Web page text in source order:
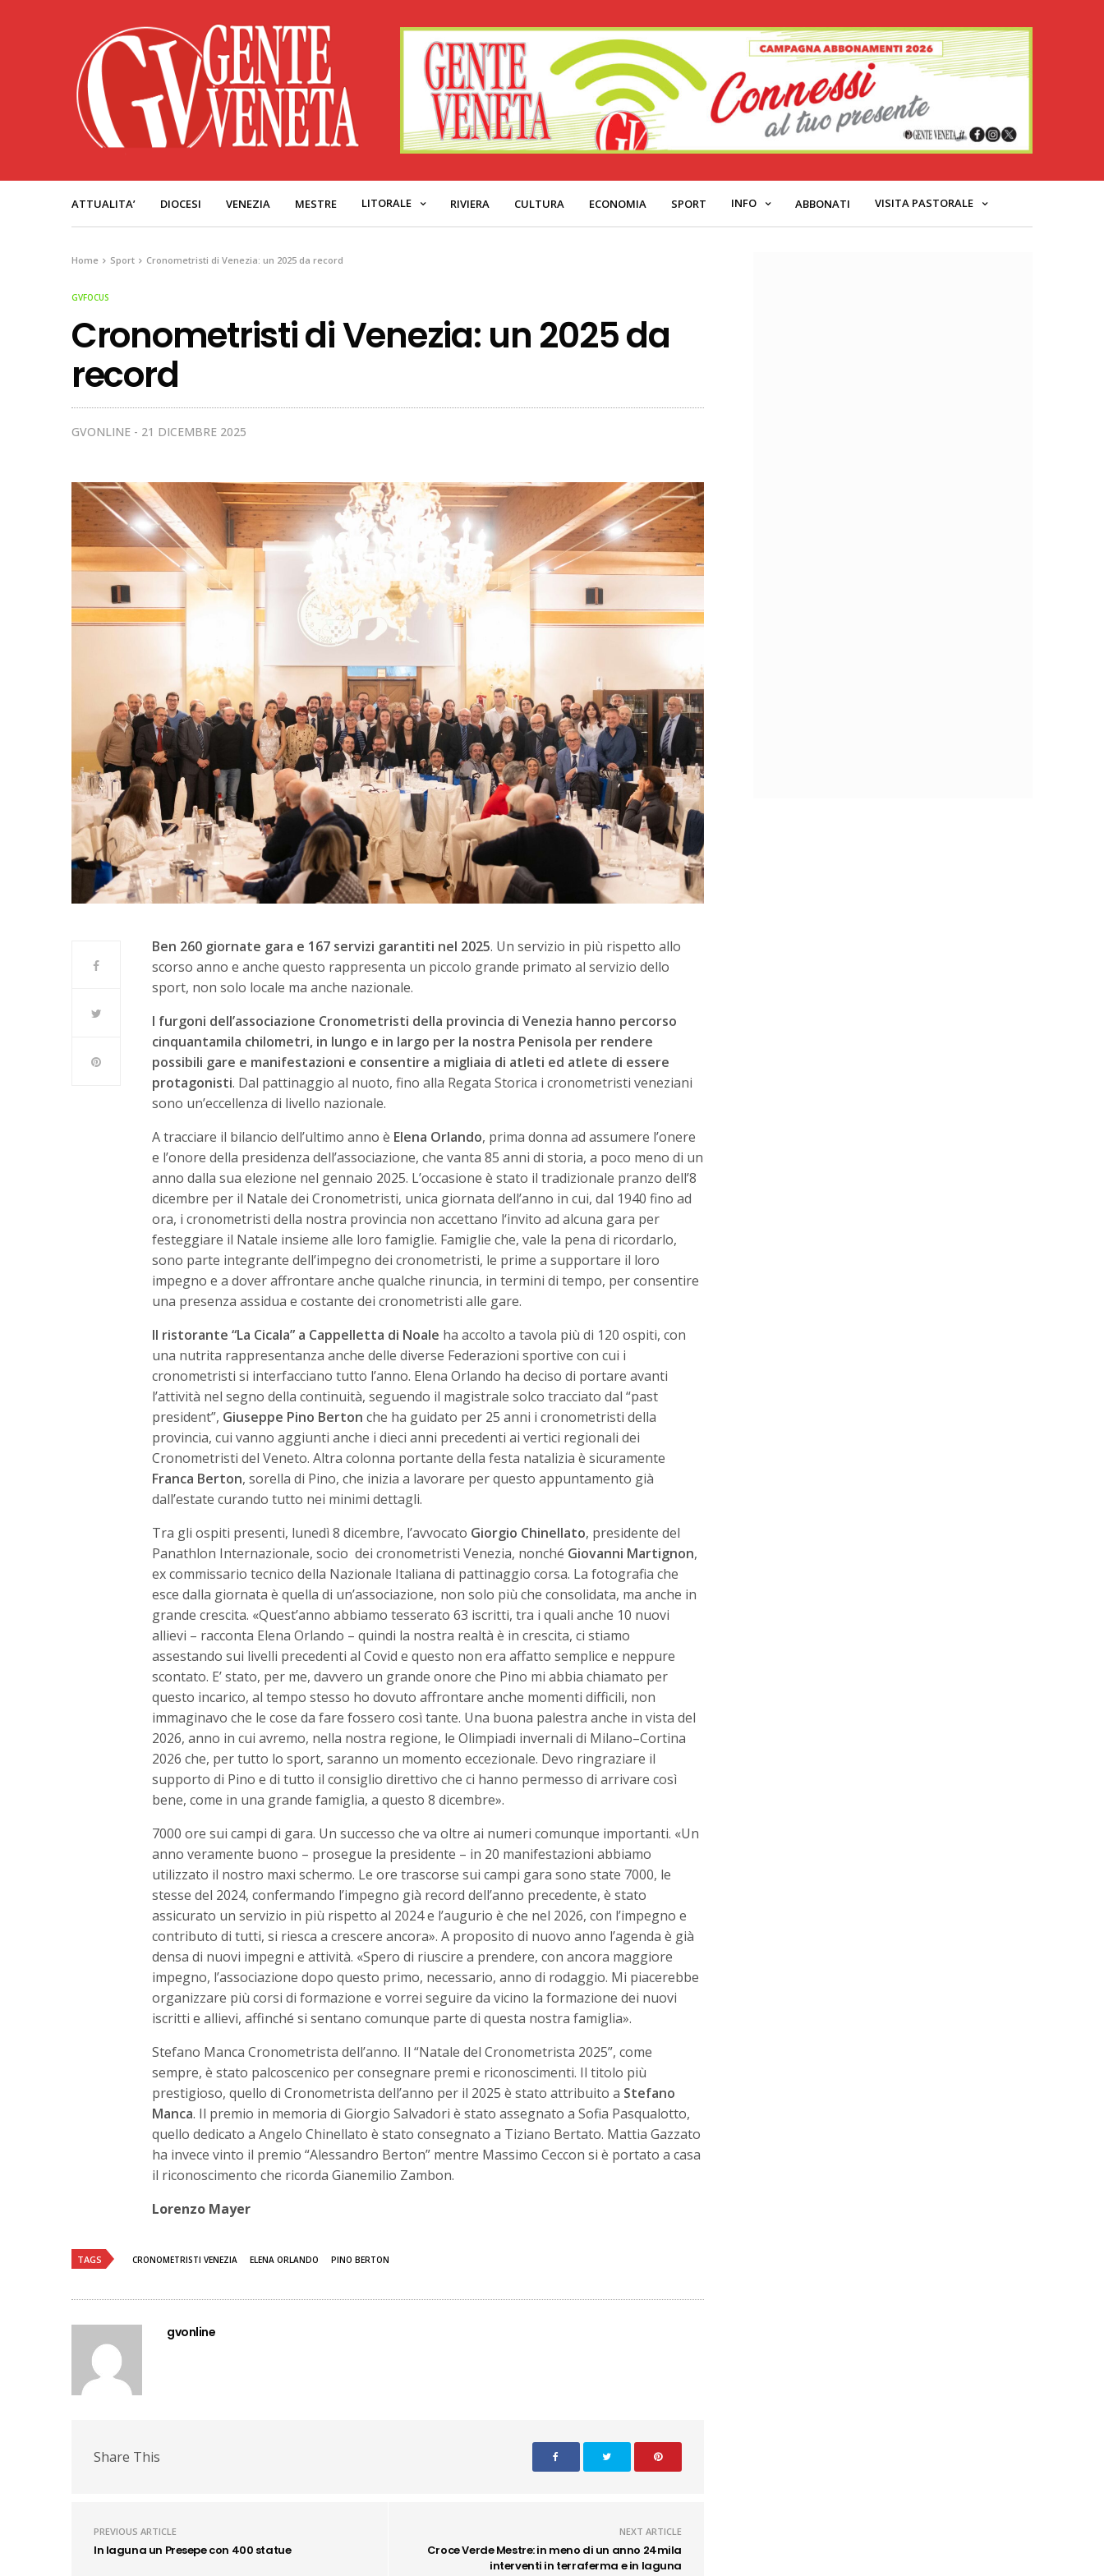
ATTUALITA’ DIOCESI VENEZIA MESTRE LITORALE RIVIERA CULTURA ECONOMIA SPORT INFO ABBONATI VISITA PASTORALE
Home Sport Cronometristi di Venezia: un 2025 da record
GVFOCUS
Cronometristi di Venezia: un 2025 da
record
GVONLINE 21 DICEMBRE 2025
Ben 260 giornate gara e 167 servizi garantiti nel 2025. Un servizio in più rispetto allo
scorso anno e anche questo rappresenta un piccolo grande primato al servizio dello
sport, non solo locale ma anche nazionale.
I furgoni dell’associazione Cronometristi della provincia di Venezia hanno percorso
cinquantamila chilometri, in lungo e in largo per la nostra Penisola per rendere
possibili gare e manifestazioni e consentire a migliaia di atleti ed atlete di essere
protagonisti. Dal pattinaggio al nuoto, fino alla Regata Storica i cronometristi veneziani
sono un’eccellenza di livello nazionale.
A tracciare il bilancio dell’ultimo anno è Elena Orlando, prima donna ad assumere l’onere
e l’onore della presidenza dell’associazione, che vanta 85 anni di storia, a poco meno di un
anno dalla sua elezione nel gennaio 2025. L’occasione è stato il tradizionale pranzo dell’8
dicembre per il Natale dei Cronometristi, unica giornata dell’anno in cui, dal 1940 fino ad
ora, i cronometristi della nostra provincia non accettano l‘invito ad alcuna gara per
festeggiare il Natale insieme alle loro famiglie. Famiglie che, vale la pena di ricordarlo,
sono parte integrante dell’impegno dei cronometristi, le prime a supportare il loro
impegno e a dover affrontare anche qualche rinuncia, in termini di tempo, per consentire
una presenza assidua e costante dei cronometristi alle gare.
Il ristorante “La Cicala” a Cappelletta di Noale ha accolto a tavola più di 120 ospiti, con
una nutrita rappresentanza anche delle diverse Federazioni sportive con cui i
cronometristi si interfacciano tutto l’anno. Elena Orlando ha deciso di portare avanti
l’attività nel segno della continuità, seguendo il magistrale solco tracciato dal “past
president”, Giuseppe Pino Berton che ha guidato per 25 anni i cronometristi della
provincia, cui vanno aggiunti anche i dieci anni precedenti ai vertici regionali dei
Cronometristi del Veneto. Altra colonna portante della festa natalizia è sicuramente
Franca Berton, sorella di Pino, che inizia a lavorare per questo appuntamento già
dall’estate curando tutto nei minimi dettagli.
Tra gli ospiti presenti, lunedì 8 dicembre, l’avvocato Giorgio Chinellato, presidente del
Panathlon Internazionale, socio dei cronometristi Venezia, nonché Giovanni Martignon,
ex commissario tecnico della Nazionale Italiana di pattinaggio corsa. La fotografia che
esce dalla giornata è quella di un’associazione, non solo più che consolidata, ma anche in
grande crescita. «Quest’anno abbiamo tesserato 63 iscritti, tra i quali anche 10 nuovi
allievi – racconta Elena Orlando – quindi la nostra realtà è in crescita, ci stiamo
assestando sui livelli precedenti al Covid e questo non era affatto semplice e neppure
scontato. E’ stato, per me, davvero un grande onore che Pino mi abbia chiamato per
questo incarico, al tempo stesso ho dovuto affrontare anche momenti difficili, non
immaginavo che le cose da fare fossero così tante. Una buona palestra anche in vista del
2026, anno in cui avremo, nella nostra regione, le Olimpiadi invernali di Milano–Cortina
2026 che, per tutto lo sport, saranno un momento eccezionale. Devo ringraziare il
supporto di Pino e di tutto il consiglio direttivo che ci hanno permesso di arrivare così
bene, come in una grande famiglia, a questo 8 dicembre».
7000 ore sui campi di gara. Un successo che va oltre ai numeri comunque importanti. «Un
anno veramente buono – prosegue la presidente – in 20 manifestazioni abbiamo
utilizzato il nostro maxi schermo. Le ore trascorse sui campi gara sono state 7000, le
stesse del 2024, confermando l’impegno già record dell’anno precedente, è stato
assicurato un servizio in più rispetto al 2024 e l’augurio è che nel 2026, con l’impegno e
contributo di tutti, si riesca a crescere ancora». A proposito di nuovo anno l’agenda è già
densa di nuovi impegni e attività. «Spero di riuscire a prendere, con ancora maggiore
impegno, l’associazione dopo questo primo, necessario, anno di rodaggio. Mi piacerebbe
organizzare più corsi di formazione e vorrei seguire da vicino la formazione dei nuovi
iscritti e allievi, affinché si sentano comunque parte di questa nostra famiglia».
Stefano Manca Cronometrista dell’anno. Il “Natale del Cronometrista 2025”, come
sempre, è stato palcoscenico per consegnare premi e riconoscimenti. Il titolo più
prestigioso, quello di Cronometrista dell’anno per il 2025 è stato attribuito a Stefano
Manca. Il premio in memoria di Giorgio Salvadori è stato assegnato a Sofia Pasqualotto,
quello dedicato a Angelo Chinellato è stato consegnato a Tiziano Bertato. Mattia Gazzato
ha invece vinto il premio “Alessandro Berton” mentre Massimo Ceccon si è portato a casa
il riconoscimento che ricorda Gianemilio Zambon.
Lorenzo Mayer
TAGS CRONOMETRISTI VENEZIA ELENA ORLANDO PINO BERTON
gvonline
Share This
PREVIOUS ARTICLE
In laguna un Presepe con 400 statue
NEXT ARTICLE
Croce Verde Mestre: in meno di un anno 24mila
interventi in terraferma e in laguna